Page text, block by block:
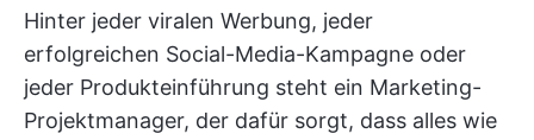
Hinter jeder viralen Werbung, jeder
erfolgreichen Social-Media-Kampagne oder
jeder Produkteinführung steht ein Marketing-
Projektmanager, der dafür sorgt, dass alles wie